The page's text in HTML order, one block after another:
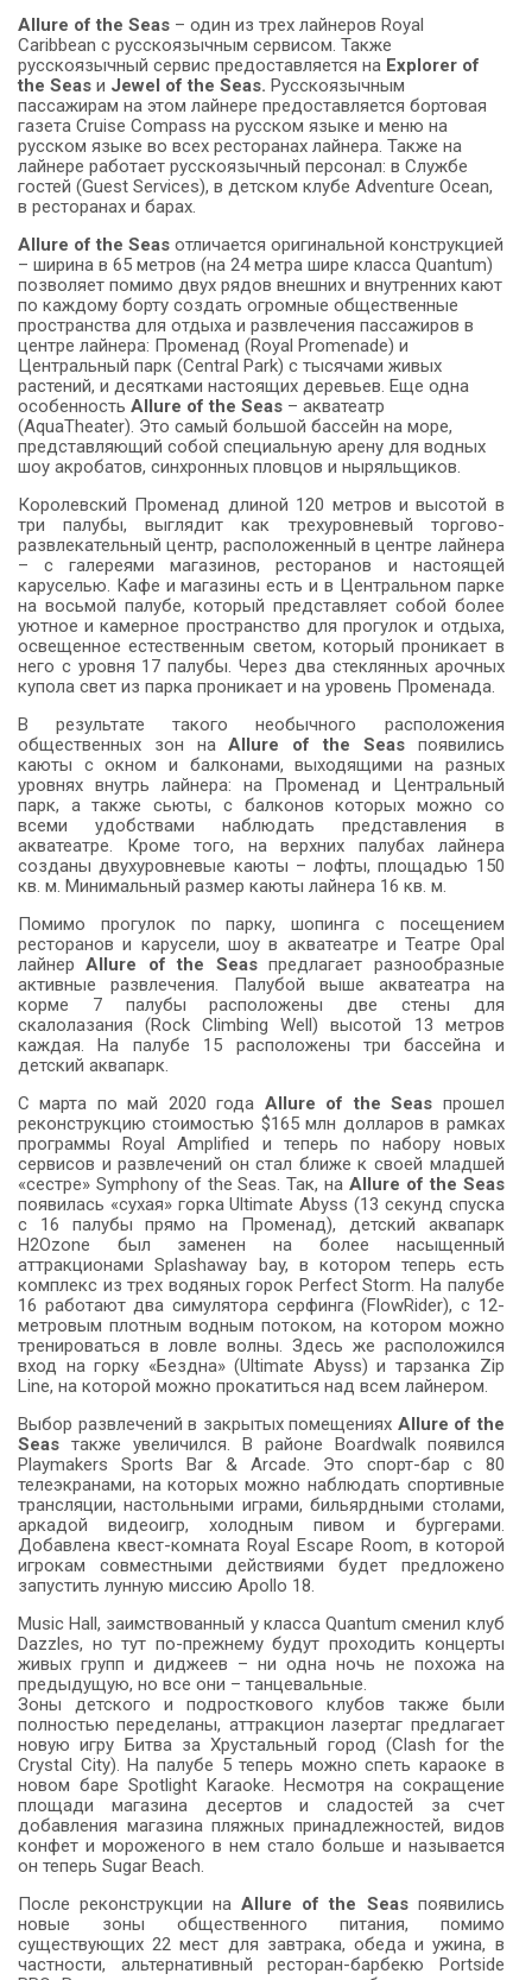
Allure of the Seas – один из трех лайнеров Royal
Caribbean с русскоязычным сервисом. Также
русскоязычный сервис предоставляется на Explorer of
the Seas и Jewel of the Seas. Русскоязычным
пассажирам на этом лайнере предоставляется бортовая
газета Cruise Compass на русском языке и меню на
русском языке во всех ресторанах лайнера. Также на
лайнере работает русскоязычный персонал: в Службе
гостей (Guest Services), в детском клубе Adventure Ocean,
в ресторанах и барах.
Allure of the Seas отличается оригинальной конструкцией
– ширина в 65 метров (на 24 метра шире класса Quantum)
позволяет помимо двух рядов внешних и внутренних кают
по каждому борту создать огромные общественные
пространства для отдыха и развлечения пассажиров в
центре лайнера: Променад (Royal Promenade) и
Центральный парк (Central Park) с тысячами живых
растений, и десятками настоящих деревьев. Еще одна
особенность Allure of the Seas – акватеатр
(AquaTheater). Это самый большой бассейн на море,
представляющий собой специальную арену для водных
шоу акробатов, синхронных пловцов и ныряльщиков.
Королевский Променад длиной 120 метров и высотой в
три палубы, выглядит как трехуровневый торгово-
развлекательный центр, расположенный в центре лайнера
– с галереями магазинов, ресторанов и настоящей
каруселью. Кафе и магазины есть и в Центральном парке
на восьмой палубе, который представляет собой более
уютное и камерное пространство для прогулок и отдыха,
освещенное естественным светом, который проникает в
него с уровня 17 палубы. Через два стеклянных арочных
купола свет из парка проникает и на уровень Променада.
В результате такого необычного расположения
общественных зон наAllure of the Seasпоявились
каюты с окном и балконами, выходящими на разных
уровнях внутрь лайнера: на Променад и Центральный
парк, а также сьюты, с балконов которых можно со
всеми удобствами наблюдать представления в
акватеатре. Кроме того, на верхних палубах лайнера
созданы двухуровневые каюты – лофты, площадью 150
кв. м. Минимальный размер каюты лайнера 16 кв. м.
Помимо прогулок по парку, шопинга с посещением
ресторанов и карусели, шоу в акватеатре и Театре Opal
лайнерAllure of the Seasпредлагает разнообразные
активные развлечения. Палубой выше акватеатра на
корме 7 палубы расположены две стены для
скалолазания (Rock Climbing Well) высотой 13 метров
каждая. На палубе 15 расположены три бассейна и
детский аквапарк.
С марта по май 2020 года Allure of the Seas прошел
реконструкцию стоимостью $165 млн долларов в рамках
программы Royal Amplified и теперь по набору новых
сервисов и развлечений он стал ближе к своей младшей
«сестре» Symphony of the Seas. Так, наAllure of the Seas
появилась «сухая» горка Ultimate Abyss (13 секунд спуска
с 16 палубы прямо на Променад), детский аквапарк
H2Ozone был заменен на более насыщенный
аттракционами Splashaway bay, в котором теперь есть
комплекс из трех водяных горок Perfect Storm. На палубе
16 работают два симулятора серфинга (FlowRider), с 12-
метровым плотным водным потоком, на котором можно
тренироваться в ловле волны. Здесь же расположился
вход на горку «Бездна» (Ultimate Abyss) и тарзанка Zip
Line, на которой можно прокатиться над всем лайнером.
Выбор развлечений в закрытых помещениях Allure of the
Seas также увеличился. В районе Boardwalk появился
Playmakers Sports Bar & Arcade. Это спорт-бар с 80
телеэкранами, на которых можно наблюдать спортивные
трансляции, настольными играми, бильярдными столами,
аркадой видеоигр, холодным пивом и бургерами.
Добавлена квест-комната Royal Escape Room, в которой
игрокам совместными действиями будет предложено
запустить лунную миссию Apollo 18.
Music Hall, заимствованный у класса Quantum сменил клуб
Dazzles, но тут по-прежнему будут проходить концерты
живых групп и диджеев – ни одна ночь не похожа на
предыдущую, но все они – танцевальные.
Зоны детского и подросткового клубов также были
полностью переделаны, аттракцион лазертаг предлагает
новую игру Битва за Хрустальный город (Clash for the
Crystal City). На палубе 5 теперь можно спеть караоке в
новом баре Spotlight Karaoke. Несмотря на сокращение
площади магазина десертов и сладостей за счет
добавления магазина пляжных принадлежностей, видов
конфет и мороженого в нем стало больше и называется
он теперь Sugar Beach.
После реконструкции наAllure of the Seasпоявились
новые зоны общественного питания, помимо
существующих 22 мест для завтрака, обеда и ужина, в
частности, альтернативный ресторан-барбекю Portside